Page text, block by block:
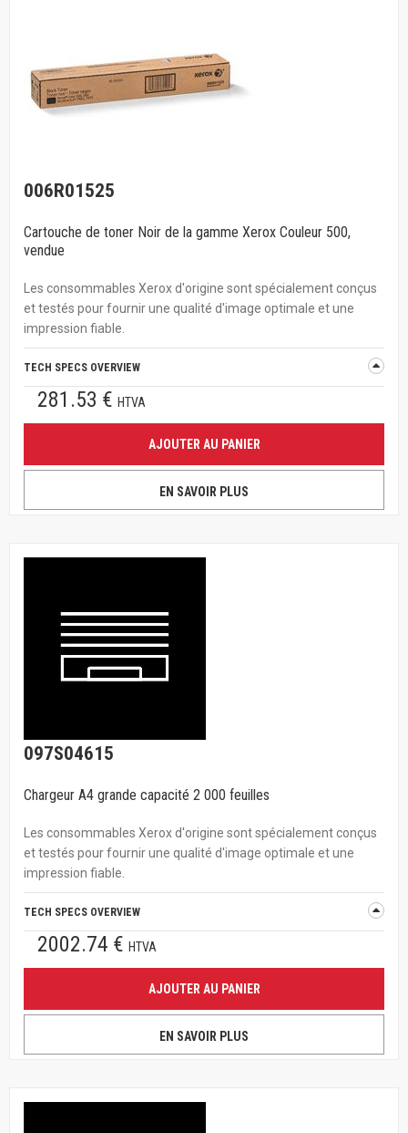
006R01525
Cartouche de toner Noir de la gamme Xerox Couleur 500,
vendue
Les consommables Xerox d'origine sont spécialement conçus
et testés pour fournir une qualité d'image optimale et une
impression fiable.
TECH SPECS OVERVIEW
281.53 € HTVA
AJOUTER AU PANIER
EN SAVOIR PLUS
097S04615
Chargeur A4 grande capacité 2 000 feuilles
Les consommables Xerox d'origine sont spécialement conçus
et testés pour fournir une qualité d'image optimale et une
impression fiable.
TECH SPECS OVERVIEW
2002.74 € HTVA
AJOUTER AU PANIER
EN SAVOIR PLUS